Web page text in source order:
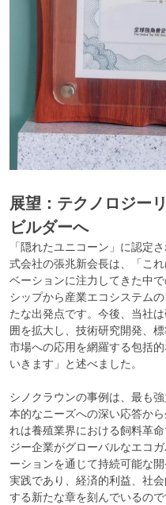
展望：テクノロジー
ビルダーへ
「隠れたユニコーン」に認定
式会社の張兆新会長は、「こ
ベーションに注力してきた中
シップから産業エコシステム
たな出発点です。今後、当社
囲を拡大し、技術研究開発、
市場への応用を網羅する包括
いきます」と述べました。
シノクラウンの事例は、最も
本的なニーズへの深い応答か
れは養殖業界における飼料革
ジー企業がグローバルなエコ
ーションを通じて持続可能な
実践であり、経済的利益、社
する新たな章を刻んでいるので